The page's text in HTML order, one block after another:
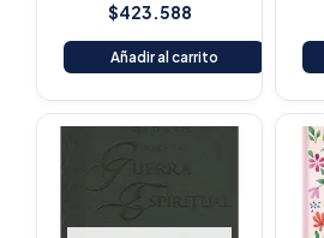
$423.588
Añadir al carrito
Original
$314.900.
Current
$265.900.